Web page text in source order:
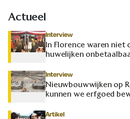
Actueel
Interview
In Florence waren niet
huwelijken
Interview
Nieuwbouwwijken op
kunnen we erfgoed
Artikel